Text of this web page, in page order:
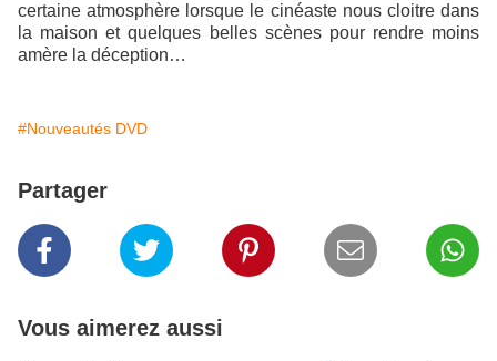
certaine atmosphère lorsque le cinéaste nous cloitre dans
la maison et quelques belles scènes pour rendre moins
amère la déception…
#Nouveautés DVD
Partager
Vous aimerez aussi